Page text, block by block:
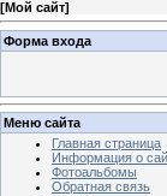
[Мой сайт]
Форма входа
Меню сайта
Главная страница
Информация о
Фотоальбомы
Обратная связь